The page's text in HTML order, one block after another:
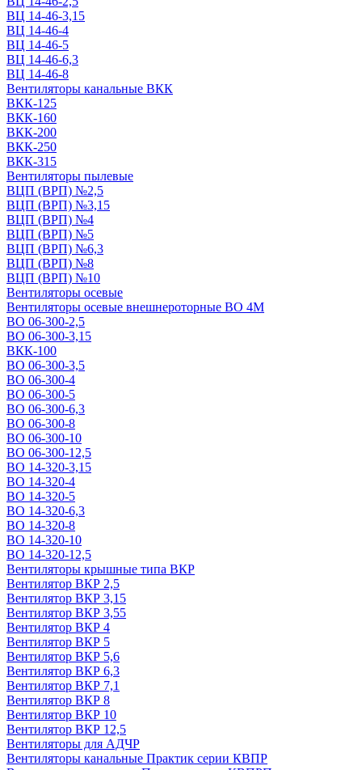
ВЦ 14-46-3,15
ВЦ 14-46-4
ВЦ 14-46-5
ВЦ 14-46-6,3
ВЦ 14-46-8
Вентиляторы канальные ВКК
ВКК-125
ВКК-160
ВКК-200
ВКК-250
ВКК-315
Вентиляторы пылевые
ВЦП (ВРП) №2,5
ВЦП (ВРП) №3,15
ВЦП (ВРП) №4
ВЦП (ВРП) №5
ВЦП (ВРП) №6,3
ВЦП (ВРП) №8
ВЦП (ВРП) №10
Вентиляторы осевые
Вентиляторы осевые внешнероторные ВО 4М
ВО 06-300-2,5
ВО 06-300-3,15
ВКК-100
ВО 06-300-3,5
ВО 06-300-4
ВО 06-300-5
ВО 06-300-6,3
ВО 06-300-8
ВО 06-300-10
ВО 06-300-12,5
ВО 14-320-3,15
ВО 14-320-4
ВО 14-320-5
ВО 14-320-6,3
ВО 14-320-8
ВО 14-320-10
ВО 14-320-12,5
Вентиляторы крышные типа ВКР
Вентилятор ВКР 2,5
Вентилятор ВКР 3,15
Вентилятор ВКР 3,55
Вентилятор ВКР 4
Вентилятор ВКР 5
Вентилятор ВКР 5,6
Вентилятор ВКР 6,3
Вентилятор ВКР 7,1
Вентилятор ВКР 8
Вентилятор ВКР 10
Вентилятор ВКР 12,5
Вентиляторы для АДЧР
Вентиляторы канальные Практик серии КВПР